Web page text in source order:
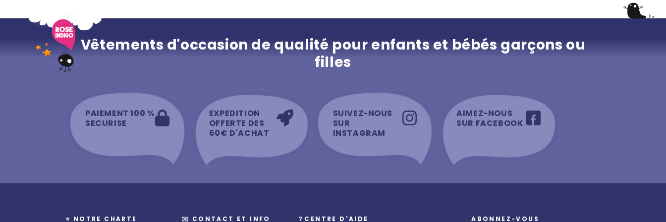
Vêtements d'occasion de qualité pour enfants et bébés garçons ou
filles
PAIEMENT 100 %
SECURISE
EXPEDITION
OFFERTE DES
60€ D'ACHAT
SUIVEZ-NOUS
SUR
INSTAGRAM
AIMEZ-NOUS
SUR FACEBOOK
⭐️ NOTRE CHARTE ✉️ CONTACT ET INFO ？CENTRE D'AIDE ABONNEZ-VOUS